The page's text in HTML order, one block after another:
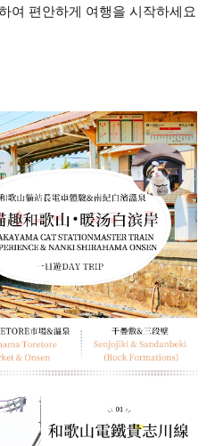
여 편안하게 여행을 시작하세요